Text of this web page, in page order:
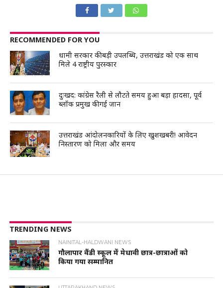
RECOMMENDED FOR YOU
धामी सरकार की बड़ी उपलब्धि, उत्तराखंड को एक साथ
मिले 4 राष्ट्रीय पुरस्कार
दुःखद: कांग्रेस रैली से लौटते समय हुआ बड़ा हादसा, पूर्व
ब्लॉक प्रमुख की गई जान
उत्तराखंड आंदोलनकारियों के लिए खुशखबरी! आवेदन
निस्तारण को मिला और समय
TRENDING NEWS
NAINITAL-HALDWANI NEWS
गौलापार वैंडी स्कूल में मेधावी छात्र-छात्राओं को
किया गया सम्मानित